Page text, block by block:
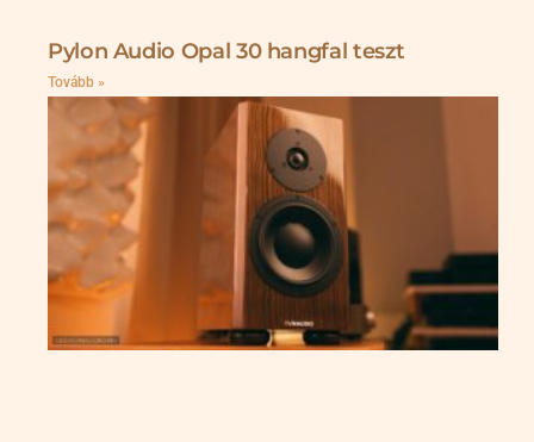
Pylon Audio Opal 30 hangfal teszt
Tovább »